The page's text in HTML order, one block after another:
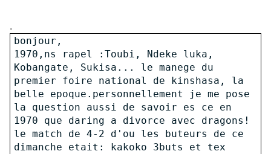
.
bonjour,
1970,ns rapel :Toubi, Ndeke luka,
Kobangate, Sukisa... le manege du
premier foire national de kinshasa, la
belle epoque.personnellement je me pose
la question aussi de savoir es ce en
1970 que daring a divorce avec dragons!
le match de 4-2 d'ou les buteurs de ce
dimanche etait: kakoko 3buts et tex